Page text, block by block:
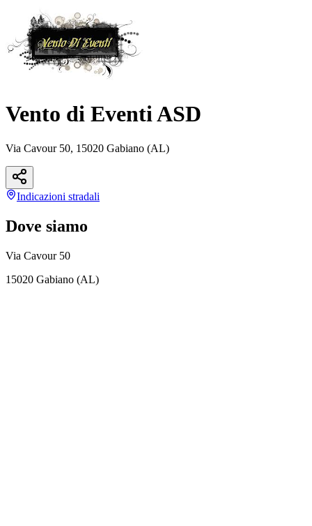
Vento di Eventi ASD
Via Cavour 50, 15020 Gabiano (AL)
Indicazioni stradali
Dove siamo
Via Cavour 50
15020 Gabiano (AL)